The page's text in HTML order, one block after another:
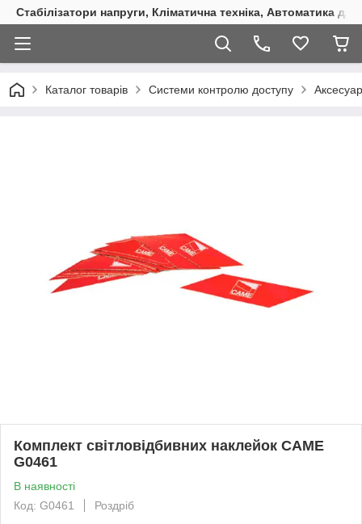
Стабілізатори напруги, Кліматична техніка, Автоматика
Каталог товарів Системи контролю доступу
Комплект світловідбивних наклейок CAME
G0461
В наявності
Код: G0461
Роздріб